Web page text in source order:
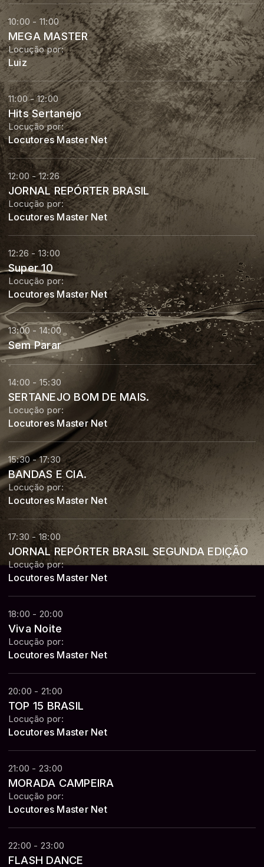
10:00 - 11:00
MEGA MASTER
Locução por:
Luiz
11:00 - 12:00
Hits Sertanejo
Locução por:
Locutores Master Net
12:00 - 12:26
JORNAL REPÓRTER BRASIL
Locução por:
Locutores Master Net
12:26 - 13:00
Super 10
Locução por:
Locutores Master Net
13:00 - 14:00
Sem Parar
14:00 - 15:30
SERTANEJO BOM DE MAIS.
Locução por:
Locutores Master Net
15:30 - 17:30
BANDAS E CIA.
Locução por:
Locutores Master Net
17:30 - 18:00
JORNAL REPÓRTER BRASIL SEGUNDA EDIÇÃO
Locução por:
Locutores Master Net
18:00 - 20:00
Viva Noite
Locução por:
Locutores Master Net
20:00 - 21:00
TOP 15 BRASIL
Locução por:
Locutores Master Net
21:00 - 23:00
MORADA CAMPEIRA
Locução por:
Locutores Master Net
22:00 - 23:00
FLASH DANCE